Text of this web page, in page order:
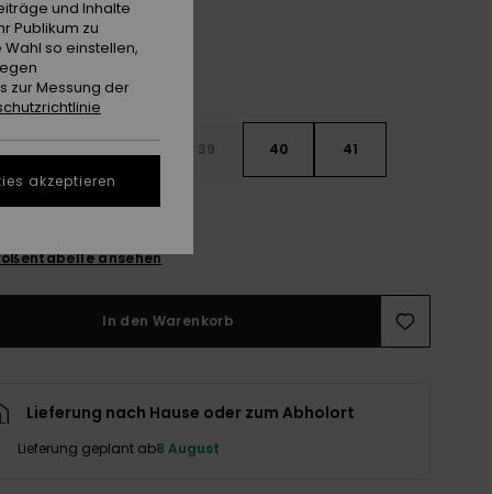
39 40 41
ansehen
In den Warenkorb
Lieferung nach Hause oder zum Abholort
Lieferung geplant ab8 August
und Inhalte
Publikum zu
so einstellen,
zur Messung der
akzeptieren